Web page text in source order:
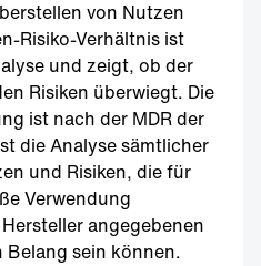
von Nutzen
Risiko-Verhältnis ist
und zeigt, ob der
Risiken überwiegt. Die
ist nach der MDR der
die Analyse sämtlicher
und Risiken, die für
Verwendung
angegebenen
sein können.